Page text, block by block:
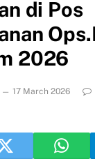
di Pos
2026
17 March 2026